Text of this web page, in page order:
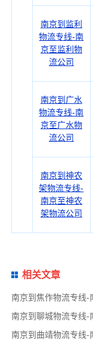
南京到监利
物流专线-南
京至监利物
流公司
南京到广水
物流专线-南
京至广水物
流公司
南京到神农
架物流专线-
南京至神农
架物流公司
相关文章
南京到焦作物流专线-
南京到聊城物流专线-
南京到曲靖物流专线-